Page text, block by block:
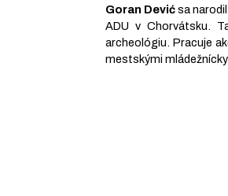
Goran Devićsa
ADU v Chorvátsku.
archeológiu. Pracuje
mestskými